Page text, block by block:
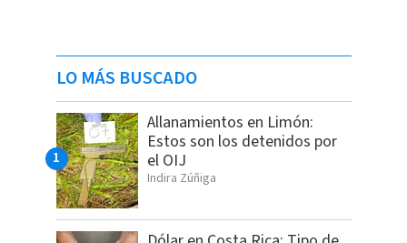
LO MÁS BUSCADO
Allanamientos en Limón:
Estos son los detenidos por
el OIJ
Indira Zúñiga